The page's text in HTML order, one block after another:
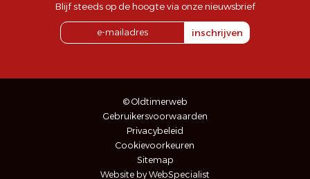
Blijf steeds op de hoogte via onze nieuwsbrief
inschrijven
© Oldtimerweb
Gebruikersvoorwaarden
Privacybeleid
Cookievoorkeuren
Sitemap
Website by WebSpecialist